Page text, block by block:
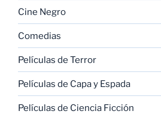
Cine Negro
Comedias
Películas de Terror
Películas de Capa y Espada
Películas de Ciencia Ficción